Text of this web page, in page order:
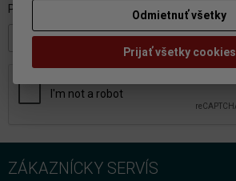
Prihláste sa k odberu noviniek
ZÁKAZNÍCKY SERVÍS
Odmietnuť všetky
Prijať všetky cookies